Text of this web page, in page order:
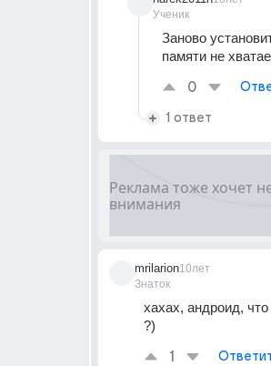
Ученик
Заново
памяти не
0
1 ответ
mrilarion
Знаток
10лет
хахах, андроид,
?)
1